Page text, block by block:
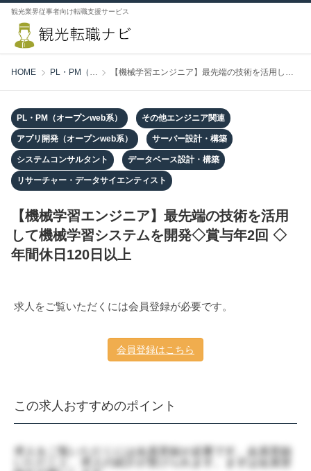
観光業界従事者向け転職支援サービス
HOME PL・PM（オープンweb系） 【機械学習エンジニア】最先端の技術を活用して機械学習システムを開発◇賞与年2回 ◇年間休日120日以上
PL・PM（オープンweb系） その他エンジニア関連
アプリ開発（オープンweb系） サーバー設計・構築
システムコンサルタント データベース設計・構築
リサーチャー・データサイエンティスト
【機械学習エンジニア】最先端の技術を活用
して機械学習システムを開発◇賞与年2回 ◇
年間休日120日以上
求人をご覧いただくには会員登録が必要です。
会員登録はこちら
この求人おすすめのポイント
求人をご覧いただくには会員登録が必要です。会員登録